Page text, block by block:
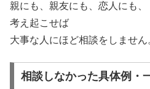
親にも、親友にも、恋人にも、
考え起こせば
大事な人にほど相談をしません
相談しなかった具体例・